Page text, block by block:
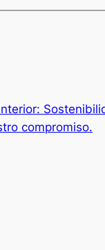
compromiso.